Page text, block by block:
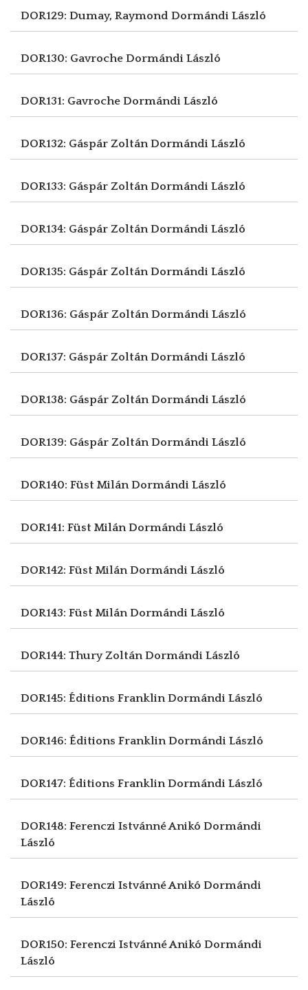
DOR129: Dumay, Raymond Dormándi László
DOR130: Gavroche Dormándi László
DOR131: Gavroche Dormándi László
DOR132: Gáspár ZoltánDormándi László
DOR133: Gáspár ZoltánDormándi László
DOR134: Gáspár ZoltánDormándi László
DOR135: Gáspár ZoltánDormándi László
DOR136: Gáspár ZoltánDormándi László
DOR137: Gáspár ZoltánDormándi László
DOR138: Gáspár ZoltánDormándi László
DOR139: Gáspár ZoltánDormándi László
DOR140: Füst MilánDormándi László
DOR141: Füst MilánDormándi László
DOR142: Füst MilánDormándi László
DOR143: Füst MilánDormándi László
DOR144: Thury ZoltánDormándi László
DOR145: Éditions FranklinDormándi László
DOR146: Éditions FranklinDormándi László
DOR147: Éditions FranklinDormándi László
DOR148: Ferenczi Istvánné Anikó Dormándi
László
DOR149: Ferenczi Istvánné Anikó Dormándi
László
DOR150: Ferenczi Istvánné Anikó Dormándi
László